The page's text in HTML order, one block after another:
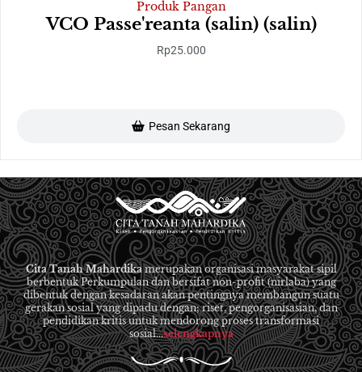
Produk Pangan
VCO Passe'reanta (salin) (salin)
Rp25.000
Pesan Sekarang
Cita Tanah Mahardikamerupakan organisasi masyarakat sipil
berbentuk Perkumpulan dan bersifat non-profit (nirlaba) yang
dibentuk dengan kesadaran akan pentingnya membangun suatu
gerakan sosial yang dipadu dengan; riset, pengorganisasian, dan
pendidikan kritis untuk mendorong proses transformasi
sosial...selengkapnya